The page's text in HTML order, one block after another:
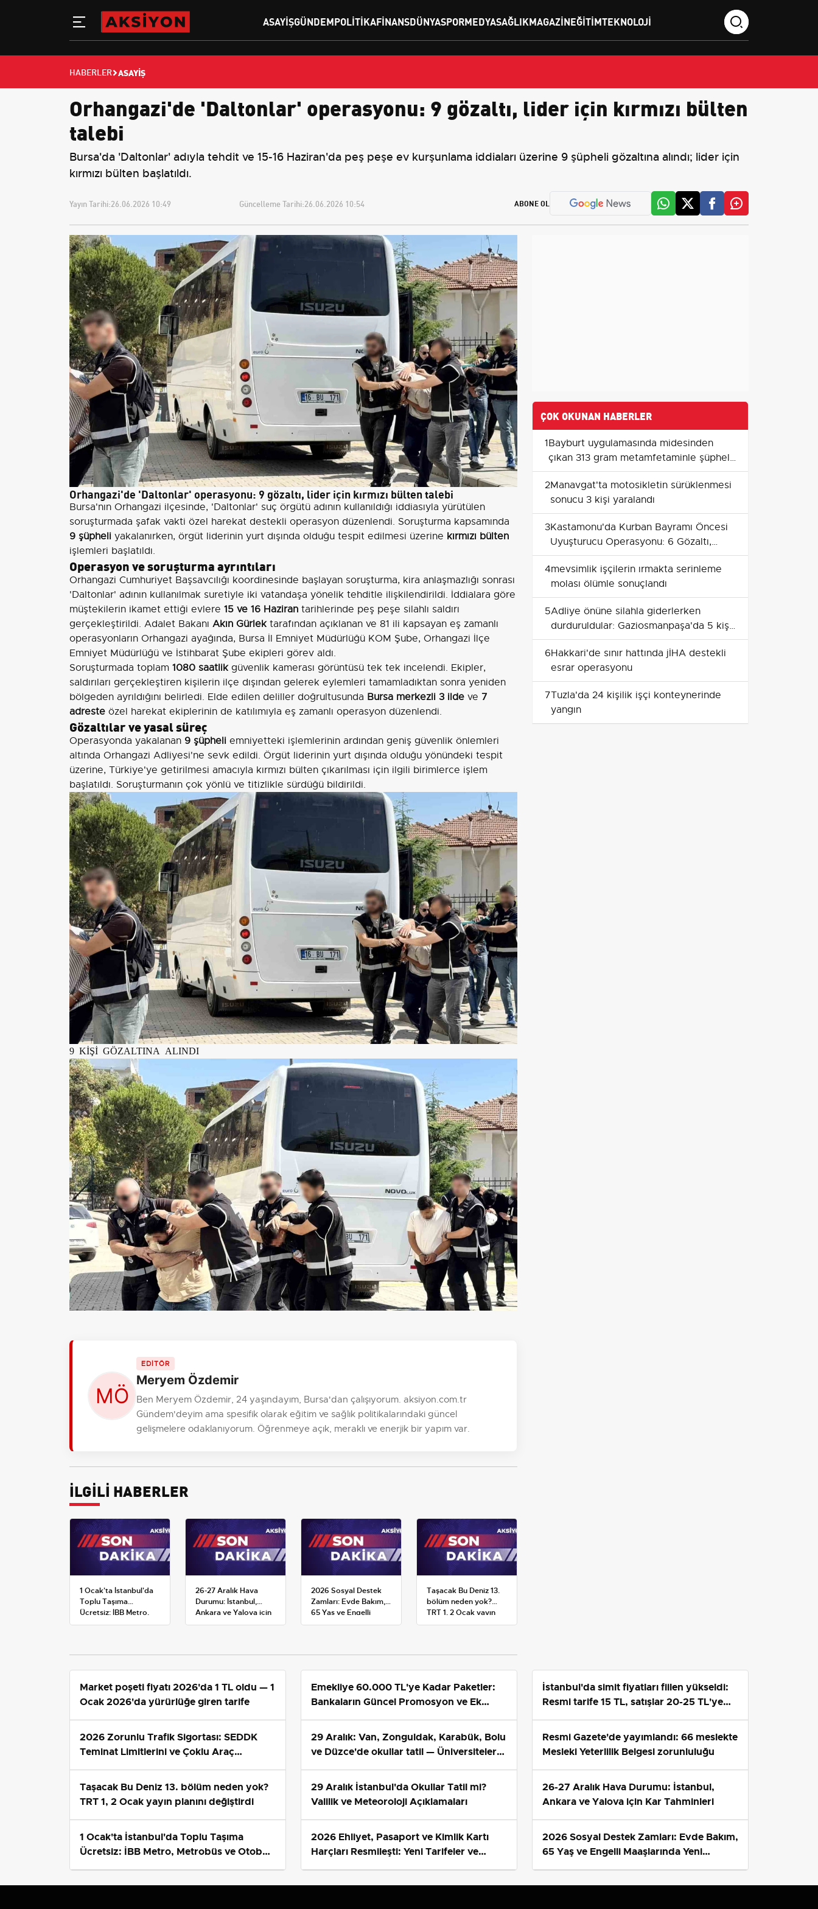
ASAYIŞGÜNDEMPOLITIKAFINANSDÜNYASPORMEDYASAĞLIKMAGAZINEĞITIMTEKNOLOJI
HABERLER ASAYIŞ
Orhangazi'de 'Daltonlar' operasyonu: 9 gözaltı, lider için kırmızı bülten
talebi
Bursa'da 'Daltonlar' adıyla tehdit ve 15-16 Haziran'da peş peşe ev kurşunlama iddiaları üzerine 9 şüpheli gözaltına alındı; lider için
kırmızı bülten başlatıldı.
Yayın Tarihi:26.06.2026 10:49 Güncelleme Tarihi:26.06.2026 10:54 ABONE OL
Orhangazi'de 'Daltonlar' operasyonu: 9 gözaltı, lider için kırmızı bülten talebi
Bursa'nın Orhangazi ilçesinde, 'Daltonlar' suç örgütü adının kullanıldığı iddiasıyla yürütülen
soruşturmada şafak vakti özel harekat destekli operasyon düzenlendi. Soruşturma kapsamında
9 şüpheli yakalanırken, örgüt liderinin yurt dışında olduğu tespit edilmesi üzerine kırmızı bülten
işlemleri başlatıldı.
Operasyon ve soruşturma ayrıntıları
Orhangazi Cumhuriyet Başsavcılığı koordinesinde başlayan soruşturma, kira anlaşmazlığı sonrası
'Daltonlar' adının kullanılmak suretiyle iki vatandaşa yönelik tehditle ilişkilendirildi. İddialara göre
müştekilerin ikamet ettiği evlere 15 ve 16 Haziran tarihlerinde peş peşe silahlı saldırı
gerçekleştirildi. Adalet Bakanı Akın Gürlektarafından açıklanan ve 81 ili kapsayan eş zamanlı
operasyonların Orhangazi ayağında, Bursa İl Emniyet Müdürlüğü KOM Şube, Orhangazi İlçe
Emniyet Müdürlüğü ve İstihbarat Şube ekipleri görev aldı.
Soruşturmada toplam 1080 saatlikgüvenlik kamerası görüntüsü tek tek incelendi. Ekipler,
saldırıları gerçekleştiren kişilerin ilçe dışından gelerek eylemleri tamamladıktan sonra yeniden
bölgeden ayrıldığını belirledi. Elde edilen deliller doğrultusunda Bursa merkezli 3 ilde ve 7
adreste özel harekat ekiplerinin de katılımıyla eş zamanlı operasyon düzenlendi.
Gözaltılar ve yasal süreç
Operasyonda yakalanan 9 şüpheli emniyetteki işlemlerinin ardından geniş güvenlik önlemleri
altında Orhangazi Adliyesi'ne sevk edildi. Örgüt liderinin yurt dışında olduğu yönündeki tespit
üzerine, Türkiye'ye getirilmesi amacıyla kırmızı bülten çıkarılması için ilgili birimlerce işlem
başlatıldı. Soruşturmanın çok yönlü ve titizlikle sürdüğü bildirildi.
9 KİŞİ GÖZALTINA ALINDI
EDİTÖR
Meryem Özdemir
Ben Meryem Özdemir, 24 yaşındayım, Bursa'dan çalışıyorum. aksiyon.com.tr
Gündem'deyim ama spesifik olarak eğitim ve sağlık politikalarındaki güncel
gelişmelere odaklanıyorum. Öğrenmeye açık, meraklı ve enerjik bir yapım var.
İLGİLİ HABERLER
1 Ocak'ta İstanbul'da
Toplu Taşıma
Ücretsiz: İBB Metro,
Metrobüs ve Otobüs
26-27 Aralık Hava
Durumu: İstanbul,
Ankara ve Yalova için
Kar Tahminleri
2026 Sosyal Destek
Zamları: Evde Bakım,
65 Yaş ve Engelli
Maaşlarında Yeni
Taşacak Bu Deniz 13.
bölüm neden yok?
TRT 1, 2 Ocak yayın
planını değiştirdi
ÇOK OKUNAN HABERLER
1Bayburt uygulamasında midesinden
çıkan 313 gram metamfetaminle şüpheli
tutuklandı
2Manavgat'ta motosikletin sürüklenmesi
sonucu 3 kişi yaralandı
3Kastamonu'da Kurban Bayramı Öncesi
Uyuşturucu Operasyonu: 6 Gözaltı,
Binlerce Sentetik Ecza Ele Geçirildi
4mevsimlik işçilerin ırmakta serinleme
molası ölümle sonuçlandı
5Adliye önüne silahla giderlerken
durduruldular: Gaziosmanpaşa'da 5 kişi
gözaltında
6Hakkari'de sınır hattında jİHA destekli
esrar operasyonu
7Tuzla'da 24 kişilik işçi konteynerinde
yangın
Market poşeti fiyatı 2026'da 1 TL oldu — 1
Ocak 2026'da yürürlüğe giren tarife
2026 Zorunlu Trafik Sigortası: SEDDK
Teminat Limitlerini ve Çoklu Araç
Taşacak Bu Deniz 13. bölüm neden yok?
TRT 1, 2 Ocak yayın planını değiştirdi
1 Ocak'ta İstanbul'da Toplu Taşıma
Ücretsiz: İBB Metro, Metrobüs ve Otobüs
Emekliye 60.000 TL'ye Kadar Paketler:
Bankaların Güncel Promosyon ve Ek
29 Aralık: Van, Zonguldak, Karabük, Bolu
ve Düzce'de okullar tatil — Üniversiteler
29 Aralık İstanbul'da Okullar Tatil mi?
Valilik ve Meteoroloji Açıklamaları
2026 Ehliyet, Pasaport ve Kimlik Kartı
Harçları Resmileşti: Yeni Tarifeler ve
İstanbul'da simit fiyatları fiilen yükseldi:
Resmi tarife 15 TL, satışlar 20-25 TL'ye
Resmi Gazete'de yayımlandı: 66 meslekte
Mesleki Yeterlilik Belgesi zorunluluğu
26-27 Aralık Hava Durumu: İstanbul,
Ankara ve Yalova için Kar Tahminleri
2026 Sosyal Destek Zamları: Evde Bakım,
65 Yaş ve Engelli Maaşlarında Yeni